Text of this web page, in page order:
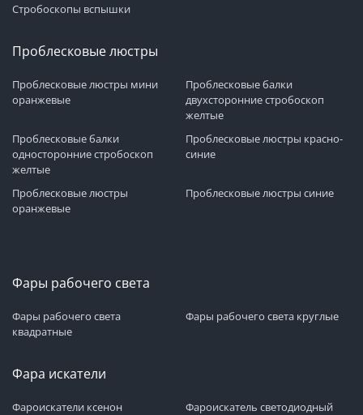
Стробоскопы вспышки
Проблесковые люстры
Проблесковые люстры мини
оранжевые
Проблесковые балки
двухсторонние стробоскоп
желтые
Проблесковые балки
односторонние стробоскоп
желтые
Проблесковые люстры красно-
синие
Проблесковые люстры
оранжевые
Проблесковые люстры синие
Фары рабочего света
Фары рабочего света
квадратные
Фары рабочего света круглые
Фара искатели
Фароискатели ксенон Фароискатель светодиодный